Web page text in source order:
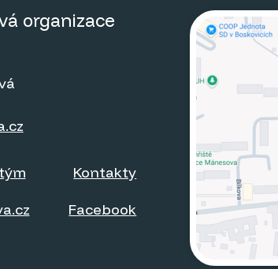
organizace
Kontakty
Facebook